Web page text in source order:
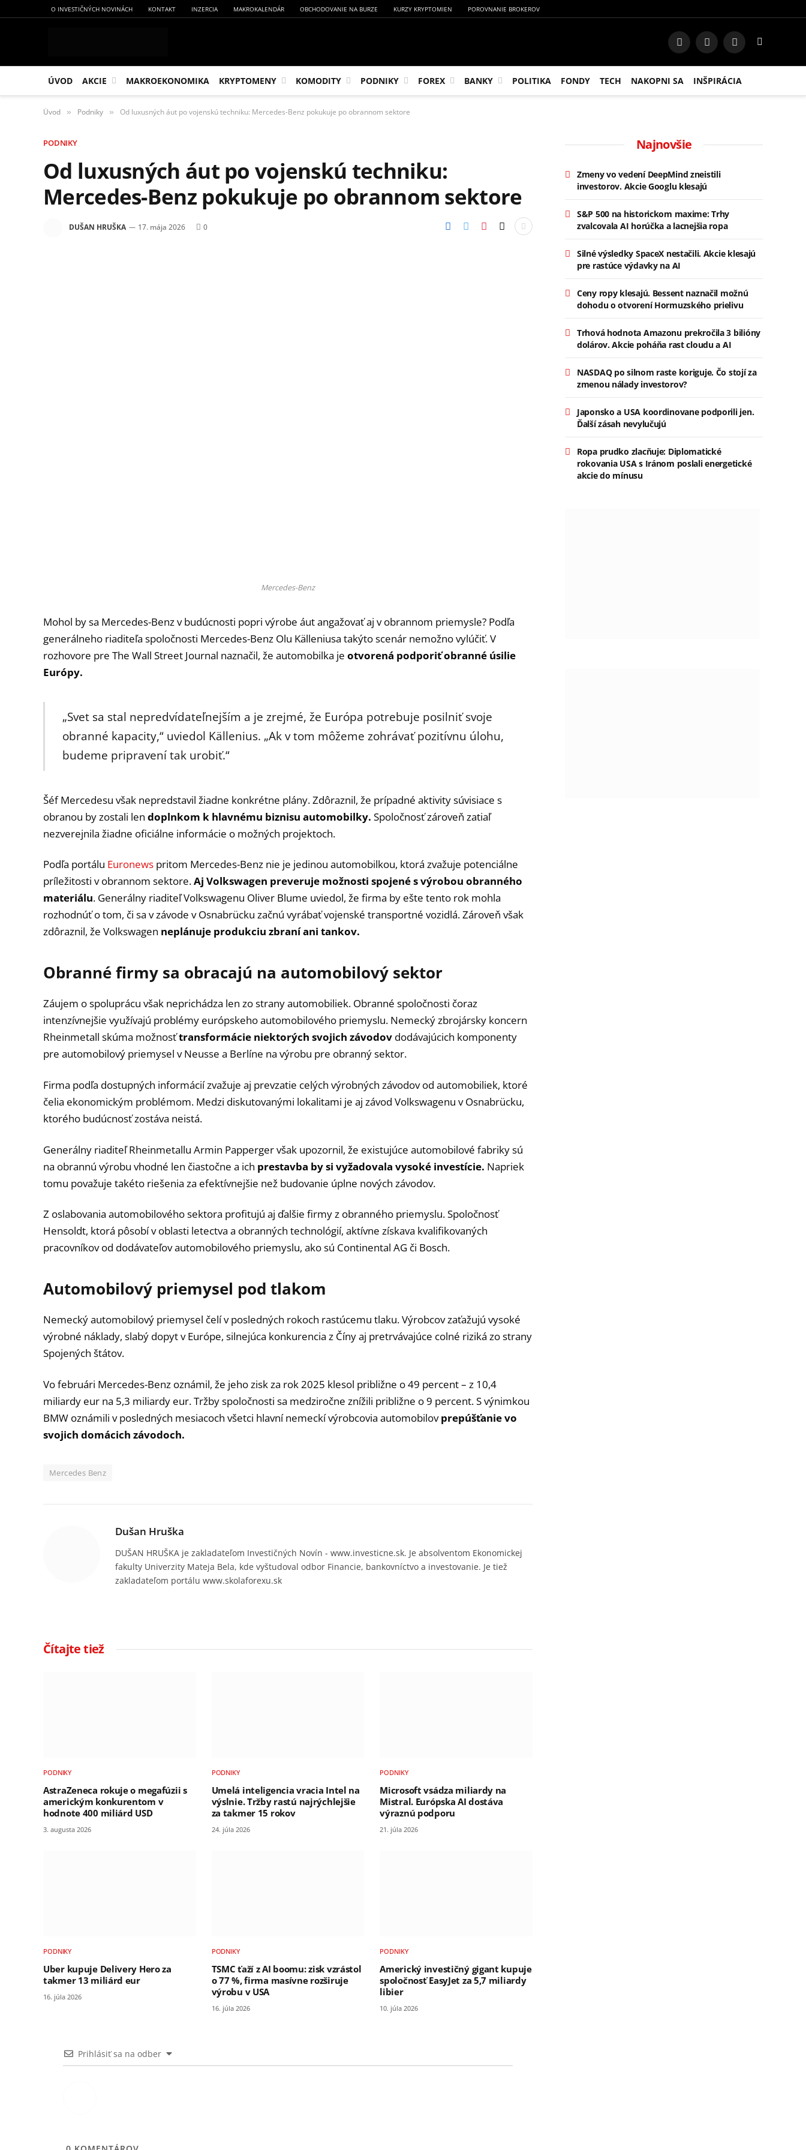
O INVESTIČNÝCH NOVINÁCH KONTAKT INZERCIA MAKROKALENDÁR OBCHODOVANIE NA BURZE KURZY KRYPTOMIEN POROVNANIE BROKEROV
FacebookInstagram
RSS
ÚVOD AKCIE MAKROEKONOMIKA KRYPTOMENY KOMODITY PODNIKY FOREX BANKY POLITIKA FONDY TECH NAKOPNI SA INŠPIRÁCIA
Úvod » Podniky » Od luxusných áut po vojenskú techniku: Mercedes-Benz pokukuje po obrannom sektore
PODNIKY
Od luxusných áut po vojenskú techniku:
Mercedes-Benz pokukuje po obrannom sektore
DUŠAN HRUŠKA 17. mája 2026 0
Mercedes-Benz
Mohol by sa Mercedes-Benz v budúcnosti popri výrobe áut angažovať aj v obrannom priemysle? Podľa
generálneho riaditeľa spoločnosti Mercedes-Benz Olu Källeniusa takýto scenár nemožno vylúčiť. V
rozhovore pre The Wall Street Journal naznačil, že automobilka je otvorená podporiť obranné úsilie
Európy.
„Svet sa stal nepredvídateľnejším a je zrejmé, že Európa potrebuje posilniť svoje
obranné kapacity,“ uviedol Källenius. „Ak v tom môžeme zohrávať pozitívnu úlohu,
budeme pripravení tak urobiť.“
Šéf Mercedesu však nepredstavil žiadne konkrétne plány. Zdôraznil, že prípadné aktivity súvisiace s
obranou by zostali len doplnkom k hlavnému biznisu automobilky. Spoločnosť zároveň zatiaľ
nezverejnila žiadne oficiálne informácie o možných projektoch.
Podľa portálu Euronews pritom Mercedes-Benz nie je jedinou automobilkou, ktorá zvažuje potenciálne
príležitosti v obrannom sektore.Aj Volkswagen preveruje možnosti spojené s výrobou obranného
materiálu. Generálny riaditeľ Volkswagenu Oliver Blume uviedol, že firma by ešte tento rok mohla
rozhodnúť o tom, či sa v závode v Osnabrücku začnú vyrábať vojenské transportné vozidlá. Zároveň však
zdôraznil, že Volkswagen neplánuje produkciu zbraní ani tankov.
Obranné firmy sa obracajú na automobilový sektor
Záujem o spoluprácu však neprichádza len zo strany automobiliek. Obranné spoločnosti čoraz
intenzívnejšie využívajú problémy európskeho automobilového priemyslu. Nemecký zbrojársky koncern
Rheinmetall skúma možnosťtransformácie niektorých svojich závodov dodávajúcich komponenty
pre automobilový priemysel v Neusse a Berlíne na výrobu pre obranný sektor.
Firma podľa dostupných informácií zvažuje aj prevzatie celých výrobných závodov od automobiliek, ktoré
čelia ekonomickým problémom. Medzi diskutovanými lokalitami je aj závod Volkswagenu v Osnabrücku,
ktorého budúcnosť zostáva neistá.
Generálny riaditeľ Rheinmetallu Armin Papperger však upozornil, že existujúce automobilové fabriky sú
na obrannú výrobu vhodné len čiastočne a ich prestavba by si vyžadovala vysoké investície. Napriek
tomu považuje takéto riešenia za efektívnejšie než budovanie úplne nových závodov.
Z oslabovania automobilového sektora profitujú aj ďalšie firmy z obranného priemyslu. Spoločnosť
Hensoldt, ktorá pôsobí v oblasti letectva a obranných technológií, aktívne získava kvalifikovaných
pracovníkov od dodávateľov automobilového priemyslu, ako sú Continental AG či Bosch.
Automobilový priemysel pod tlakom
Nemecký automobilový priemysel čelí v posledných rokoch rastúcemu tlaku. Výrobcov zaťažujú vysoké
výrobné náklady, slabý dopyt v Európe, silnejúca konkurencia z Číny aj pretrvávajúce colné riziká zo strany
Spojených štátov.
Vo februári Mercedes-Benz oznámil, že jeho zisk za rok 2025 klesol približne o 49 percent – z 10,4
miliardy eur na 5,3 miliardy eur. Tržby spoločnosti sa medziročne znížili približne o 9 percent. S výnimkou
BMW oznámili v posledných mesiacoch všetci hlavní nemeckí výrobcovia automobilovprepúšťanie vo
svojich domácich závodoch.
Mercedes Benz
Dušan Hruška
DUŠAN HRUŠKA je zakladateľom Investičných Novín - www.investicne.sk. Je absolventom Ekonomickej
fakulty Univerzity Mateja Bela, kde vyštudoval odbor Financie, bankovníctvo a investovanie. Je tiež
zakladateľom portálu www.skolaforexu.sk
Čítajte tiež
PODNIKY
AstraZeneca rokuje o megafúzii s
americkým konkurentom v
hodnote 400 miliárd USD
3. augusta 2026
PODNIKY
Umelá inteligencia vracia Intel na
výslnie. Tržby rastú najrýchlejšie
za takmer 15 rokov
24. júla 2026
PODNIKY
Microsoft vsádza miliardy na
Mistral. Európska AI dostáva
výraznú podporu
21. júla 2026
PODNIKY
Uber kupuje Delivery Hero za
takmer 13 miliárd eur
16. júla 2026
PODNIKY
TSMC ťaží z AI boomu: zisk vzrástol
o 77 %, firma masívne rozširuje
výrobu v USA
16. júla 2026
PODNIKY
Americký investičný gigant kupuje
spoločnosť EasyJet za 5,7 miliardy
libier
10. júla 2026
Prihlásiť sa na odber
Najnovšie
Zmeny vo vedení DeepMind zneistili
investorov. Akcie Googlu klesajú
S&P 500 na historickom maxime: Trhy
zvalcovala AI horúčka a lacnejšia ropa
Silné výsledky SpaceX nestačili. Akcie klesajú
pre rastúce výdavky na AI
Ceny ropy klesajú. Bessent naznačil možnú
dohodu o otvorení Hormuzského prielivu
Trhová hodnota Amazonu prekročila 3 bilióny
dolárov. Akcie poháňa rast cloudu a AI
NASDAQ po silnom raste koriguje. Čo stojí za
zmenou nálady investorov?
Japonsko a USA koordinovane podporili jen.
Ďalší zásah nevylučujú
Ropa prudko zlacňuje: Diplomatické
rokovania USA s Iránom poslali energetické
akcie do mínusu